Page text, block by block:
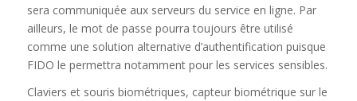
sera communiquée aux serveurs du service en ligne. Par
ailleurs, le mot de passe pourra toujours être utilisé
comme une solution alternative d’authentification puisque
FIDO le permettra notamment pour les services sensibles.
Claviers et souris biométriques, capteur biométrique sur le